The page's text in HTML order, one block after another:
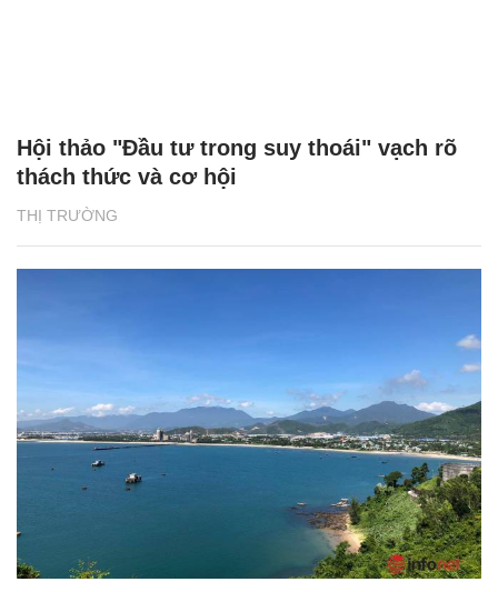
THỊ TRƯỜNG
Hội thảo "Đầu tư trong suy thoái" vạch rõ
thách thức và cơ hội